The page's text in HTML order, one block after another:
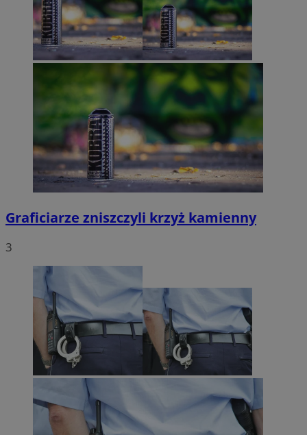
Graficiarze zniszczyli krzyż kamienny
3